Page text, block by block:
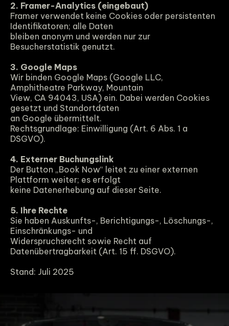
2. Framer-Analytics (eingebaut)
Framer verwendet keine Cookies oder persistenten
Identifikatoren; alle Daten
bleiben anonym und werden nur zur
Besucherstatistik genutzt.
3. Google Maps
Wir binden Google Maps (Google LLC,
Amphitheatre Parkway, Mountain
View, CA 94043, USA) ein. Dabei werden Cookies
gesetzt und Standortdaten
an Google übermittelt.
Rechtsgrundlage: Einwilligung (Art. 6 Abs. 1 a
DSGVO).
4. Externer Buchungslink
Der Button „Book Now“ leitet zu einer externen
Plattform weiter; es erfolgt
keine Datenerhebung auf dieser Seite.
5. Ihre Rechte
Sie haben Auskunfts-, Berichtigungs-, Löschungs-,
Einschränkungs- und
Widerspruchsrecht sowie Recht auf
Datenübertragbarkeit (Art. 15 ff. DSGVO).
Stand: Juli 2025